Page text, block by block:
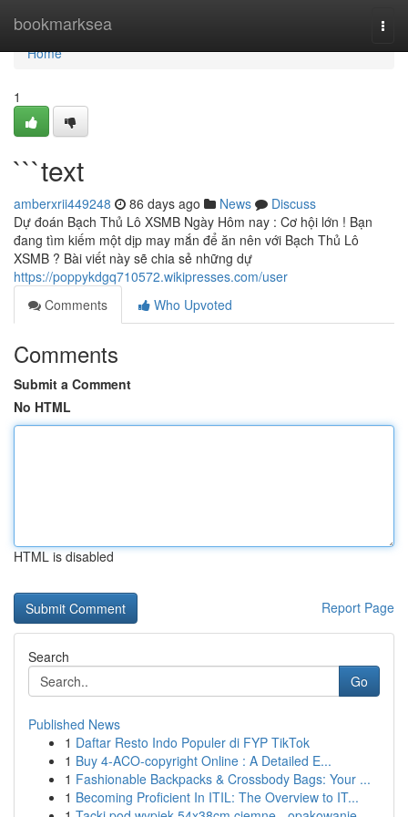
bookmarksea
Home
Home
1
```text
amberxrii449248 86 days ago News
Discuss
Dự đoán Bạch Thủ Lô XSMB Ngày Hôm nay : Cơ hội lớn ! Bạn
đang tìm kiếm một dịp may mắn để ăn nên với Bạch Thủ Lô
XSMB ? Bài viết này sẽ chia sẻ những dự
https://poppykdgq710572.wikipresses.com/user
Comments
Who Upvoted
Comments
Submit a Comment
No HTML
HTML is disabled
Report Page
Search
Go
Published News
1 Daftar Resto Indo Populer di FYP TikTok
1 Buy 4-ACO-copyright Online : A Detailed E...
1 Fashionable Backpacks & Crossbody Bags: Your ...
1 Becoming Proficient In ITIL: The Overview to IT...